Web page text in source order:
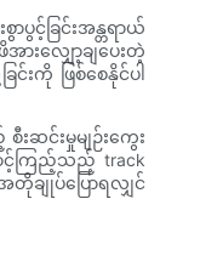
ပွင့်ခြင်းအန္တရာယ်
းလျှော့ချပေးတဲ့
ကို ဖြစ်စေနိုင်ပါ
ဆင်းမှုမျဉ်းကွေး
င့်ကြည့်သည့် track
ျုပ်ပြောရလျှင်